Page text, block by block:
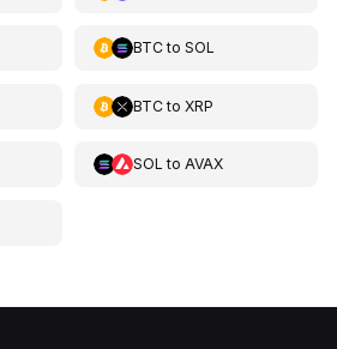
BTCto SOL
BTCto XRP
SOL to AVAX